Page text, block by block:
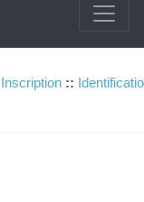
Inscription ::